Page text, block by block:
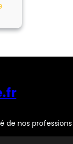
:
de nos professions